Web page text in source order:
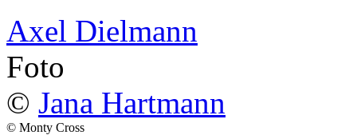
Axel Dielmann
Foto
© Jana Hartmann
© Monty Cross